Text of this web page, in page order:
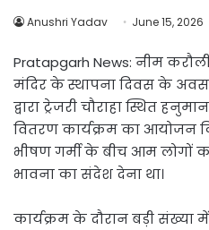
Anushri Yadav June 15, 2026
Pratapgarh News: नीम
मंदिर के स्थापना दिवस के
द्वारा ट्रेजरी चौराहा स्थित
वितरण कार्यक्रम का आयोजन
भीषण गर्मी के बीच आम लोगों
भावना का संदेश देना था।
कार्यक्रम के दौरान बड़ी संख्या